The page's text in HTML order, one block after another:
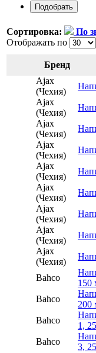
Сортировка: По
Отображать по
Бренд
Ajax
(Чехия)
Ajax
(Чехия)
Ajax
(Чехия)
Ajax
(Чехия)
Ajax
(Чехия)
Ajax
(Чехия)
Ajax
(Чехия)
Ajax
(Чехия)
Ajax
(Чехия)
Bahco
150
Bahco
200
Bahco
1,
Bahco
3,